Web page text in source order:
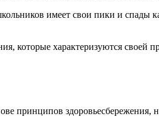
имеет свои пики и спады
которые характеризуются
принципов